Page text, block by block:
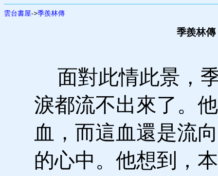
雲台書屋->季羨林傳
季羨林
面對此情此景，
淚都流不出來了。
血，而這血還是流
的心中。他想到，